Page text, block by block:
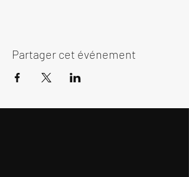
Partager cet événement